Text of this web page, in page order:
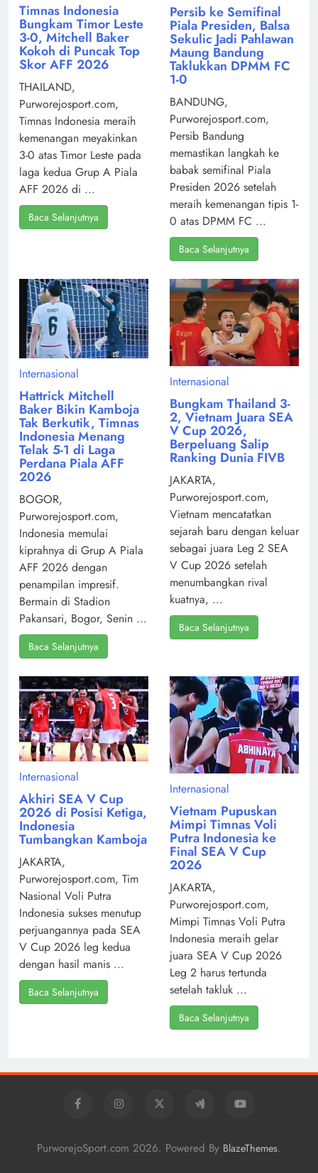
Timnas Indonesia
Bungkam Timor Leste
3-0, Mitchell Baker
Kokoh di Puncak Top
Skor AFF 2026
THAILAND,
Purworejosport.com,
Timnas Indonesia meraih
kemenangan meyakinkan
3-0 atas Timor Leste pada
laga kedua Grup A Piala
AFF 2026 di ...
Baca Selanjutnya
Persib ke Semifinal
Piala Presiden, Balsa
Sekulic Jadi Pahlawan
Maung Bandung
Taklukkan DPMM FC
1-0
BANDUNG,
Purworejosport.com,
Persib Bandung
memastikan langkah ke
babak semifinal Piala
Presiden 2026 setelah
meraih kemenangan tipis 1-
0 atas DPMM FC ...
Baca Selanjutnya
Internasional
Hattrick Mitchell
Baker Bikin Kamboja
Tak Berkutik, Timnas
Indonesia Menang
Telak 5-1 di Laga
Perdana Piala AFF
2026
BOGOR,
Purworejosport.com,
Indonesia memulai
kiprahnya di Grup A Piala
AFF 2026 dengan
penampilan impresif.
Bermain di Stadion
Pakansari, Bogor, Senin ...
Baca Selanjutnya
Internasional
Bungkam Thailand 3-
2, Vietnam Juara SEA
V Cup 2026,
Berpeluang Salip
Ranking Dunia FIVB
JAKARTA,
Purworejosport.com,
Vietnam mencatatkan
sejarah baru dengan keluar
sebagai juara Leg 2 SEA
V Cup 2026 setelah
menumbangkan rival
kuatnya, ...
Baca Selanjutnya
Internasional
Akhiri SEA V Cup
2026 di Posisi Ketiga,
Indonesia
Tumbangkan Kamboja
JAKARTA,
Purworejosport.com, Tim
Nasional Voli Putra
Indonesia sukses menutup
perjuangannya pada SEA
V Cup 2026 leg kedua
dengan hasil manis ...
Baca Selanjutnya
Internasional
Vietnam Pupuskan
Mimpi Timnas Voli
Putra Indonesia ke
Final SEA V Cup
2026
JAKARTA,
Purworejosport.com,
Mimpi Timnas Voli Putra
Indonesia meraih gelar
juara SEA V Cup 2026
Leg 2 harus tertunda
setelah takluk ...
Baca Selanjutnya
PurworejoSport.com 2026. Powered By BlazeThemes.